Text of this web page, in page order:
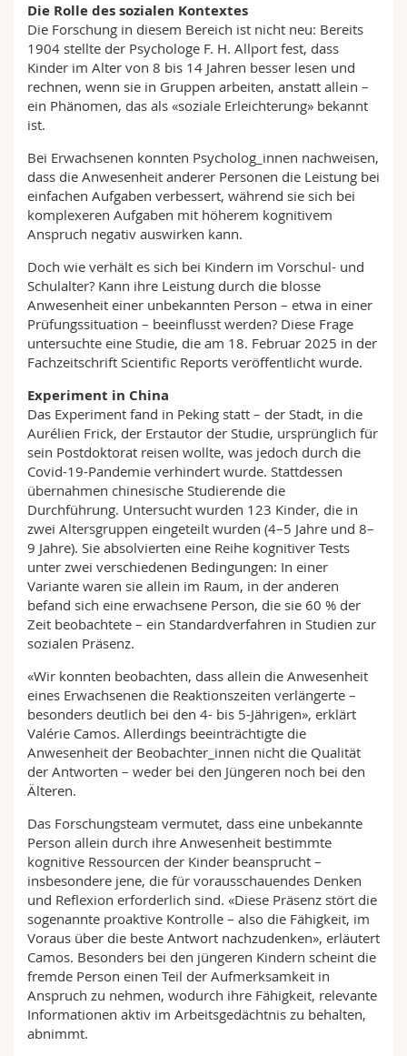
Die Rolle des sozialen Kontextes
Die Forschung in diesem Bereich ist nicht neu: Bereits
1904 stellte der Psychologe F. H. Allport fest, dass
Kinder im Alter von 8 bis 14 Jahren besser lesen und
rechnen, wenn sie in Gruppen arbeiten, anstatt allein –
ein Phänomen, das als «soziale Erleichterung» bekannt
ist.
Bei Erwachsenen konnten Psycholog_innen nachweisen,
dass die Anwesenheit anderer Personen die Leistung bei
einfachen Aufgaben verbessert, während sie sich bei
komplexeren Aufgaben mit höherem kognitivem
Anspruch negativ auswirken kann.
Doch wie verhält es sich bei Kindern im Vorschul- und
Schulalter? Kann ihre Leistung durch die blosse
Anwesenheit einer unbekannten Person – etwa in einer
Prüfungssituation – beeinflusst werden? Diese Frage
untersuchte eine Studie, die am 18. Februar 2025 in der
Fachzeitschrift Scientific Reports veröffentlicht wurde.
Experiment in China
Das Experiment fand in Peking statt – der Stadt, in die
Aurélien Frick, der Erstautor der Studie, ursprünglich für
sein Postdoktorat reisen wollte, was jedoch durch die
Covid-19-Pandemie verhindert wurde. Stattdessen
übernahmen chinesische Studierende die
Durchführung. Untersucht wurden 123 Kinder, die in
zwei Altersgruppen eingeteilt wurden (4–5 Jahre und 8–
9 Jahre). Sie absolvierten eine Reihe kognitiver Tests
unter zwei verschiedenen Bedingungen: In einer
Variante waren sie allein im Raum, in der anderen
befand sich eine erwachsene Person, die sie 60 % der
Zeit beobachtete – ein Standardverfahren in Studien zur
sozialen Präsenz.
«Wir konnten beobachten, dass allein die Anwesenheit
eines Erwachsenen die Reaktionszeiten verlängerte –
besonders deutlich bei den 4- bis 5-Jährigen», erklärt
Valérie Camos. Allerdings beeinträchtigte die
Anwesenheit der Beobachter_innen nicht die Qualität
der Antworten – weder bei den Jüngeren noch bei den
Älteren.
Das Forschungsteam vermutet, dass eine unbekannte
Person allein durch ihre Anwesenheit bestimmte
kognitive Ressourcen der Kinder beansprucht –
insbesondere jene, die für vorausschauendes Denken
und Reflexion erforderlich sind. «Diese Präsenz stört die
sogenannte proaktive Kontrolle – also die Fähigkeit, im
Voraus über die beste Antwort nachzudenken», erläutert
Camos. Besonders bei den jüngeren Kindern scheint die
fremde Person einen Teil der Aufmerksamkeit in
Anspruch zu nehmen, wodurch ihre Fähigkeit, relevante
Informationen aktiv im Arbeitsgedächtnis zu behalten,
abnimmt.